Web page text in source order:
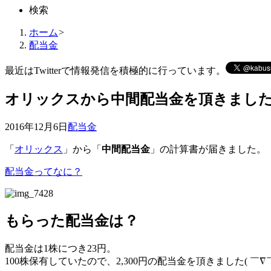
検索
ホーム>
配当金
最近はTwitterで情報発信を積極的に行っています。
オリックスから中間配当金を頂きまし
2016年12月6日 配当金
「 オリックス 」から「 中間配当金 」の計算書が届きました。
配当金ってなに？
もらった配当金は？
配当金は1株につき23円 。
100株保有していたので、 2,300円の配当金を頂きました( ￣∇